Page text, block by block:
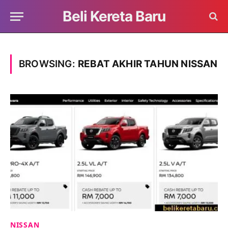
Beli Kereta Baru
BROWSING: REBAT AKHIR TAHUN NISSAN
NISSAN